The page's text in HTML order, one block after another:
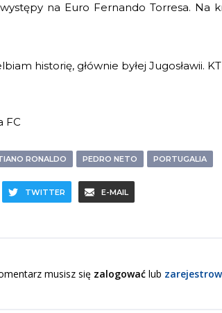
na Euro Fernando Torresa. Na
historię, głównie byłej Jugosławii.
FC
RONALDO PEDRO NETO PORTUGALIA
TWITTER E-MAIL
musisz się zalogować lub